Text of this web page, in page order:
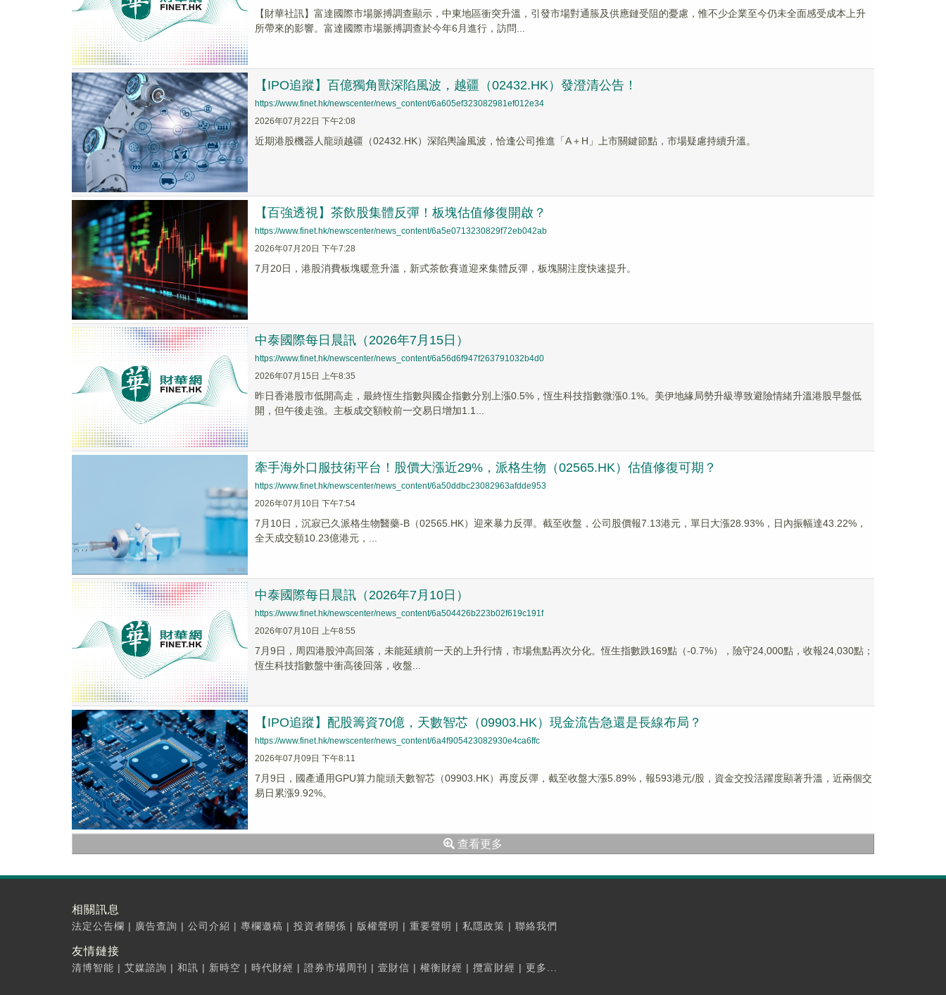
【財華社訊】富達國際市場脈搏調查顯示，中東地區衝突升溫，引發市場對通脹及供應鏈受阻的憂慮，惟不少企業至今仍未全面感受成本上升
所帶來的影響。富達國際市場脈搏調查於今年6月進行，訪問...
【IPO追蹤】百億獨角獸深陷風波，越疆（02432.HK）發澄清公告！
https://www.finet.hk/newscenter/news_content/6a605ef323082981ef012e34
2026年07月22日 下午2:08
近期港股機器人龍頭越疆（02432.HK）深陷輿論風波，恰逢公司推進「A＋H」上市關鍵節點，市場疑慮持續升溫。
【百強透視】茶飲股集體反彈！板塊估值修復開啟？
https://www.finet.hk/newscenter/news_content/6a5e0713230829f72eb042ab
2026年07月20日 下午7:28
7月20日，港股消費板塊暖意升溫，新式茶飲賽道迎來集體反彈，板塊關注度快速提升。
中泰國際每日晨訊（2026年7月15日）
https://www.finet.hk/newscenter/news_content/6a56d6f947f263791032b4d0
2026年07月15日 上午8:35
昨日香港股市低開高走，最終恆生指數與國企指數分別上漲0.5%，恆生科技指數微漲0.1%。美伊地緣局勢升級導致避險情緒升溫港股早盤低
開，但午後走強。主板成交額較前一交易日增加1.1...
牽手海外口服技術平台！股價大漲近29%，派格生物（02565.HK）估值修復可期？
https://www.finet.hk/newscenter/news_content/6a50ddbc23082963afdde953
2026年07月10日 下午7:54
7月10日，沉寂已久派格生物醫藥-B（02565.HK）迎來暴力反彈。截至收盤，公司股價報7.13港元，單日大漲28.93%，日內振幅達43.22%，
全天成交額10.23億港元，...
中泰國際每日晨訊（2026年7月10日）
https://www.finet.hk/newscenter/news_content/6a504426b223b02f619c191f
2026年07月10日 上午8:55
7月9日，周四港股沖高回落，未能延續前一天的上升行情，市場焦點再次分化。恆生指數跌169點（-0.7%），險守24,000點，收報24,030點；
恆生科技指數盤中衝高後回落，收盤...
【IPO追蹤】配股籌資70億，天數智芯（09903.HK）現金流告急還是長線布局？
https://www.finet.hk/newscenter/news_content/6a4f905423082930e4ca6ffc
2026年07月09日 下午8:11
7月9日，國產通用GPU算力龍頭天數智芯（09903.HK）再度反彈，截至收盤大漲5.89%，報593港元/股，資金交投活躍度顯著升溫，近兩個交
易日累漲9.92%。
查看更多
相關訊息
法定公告欄 | 廣告查詢 | 公司介紹 | 專欄邀稿 | 投資者關係 | 版權聲明 | 重要聲明 | 私隱政策 | 聯絡我們
友情鏈接
清博智能 | 艾媒諮詢 | 和訊 | 新時空 | 時代財經 | 證券市場周刊 | 壹財信 | 權衡財經 | 攬富財經 | 更多...